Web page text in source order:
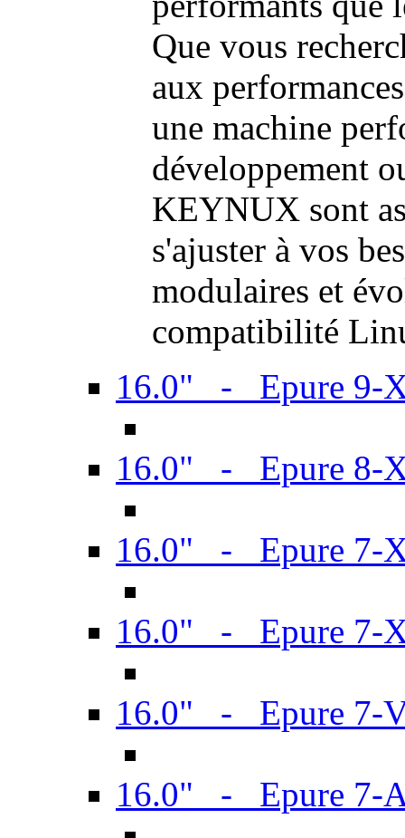
Que vous
aux
une machine
développement
KEYNUX sont
s'ajuster à vos
modulaires et
compatibilité
16.0" - Epure 9-
16.0" - Epure 8-
16.0" - Epure 7-
16.0" - Epure 7-
16.0" - Epure 7-
16.0" - Epure 7-